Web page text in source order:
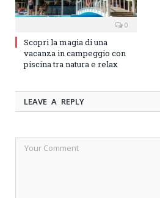
0
Scopri la magia di una
vacanza in campeggio con
piscina tra natura e relax
LEAVE A REPLY